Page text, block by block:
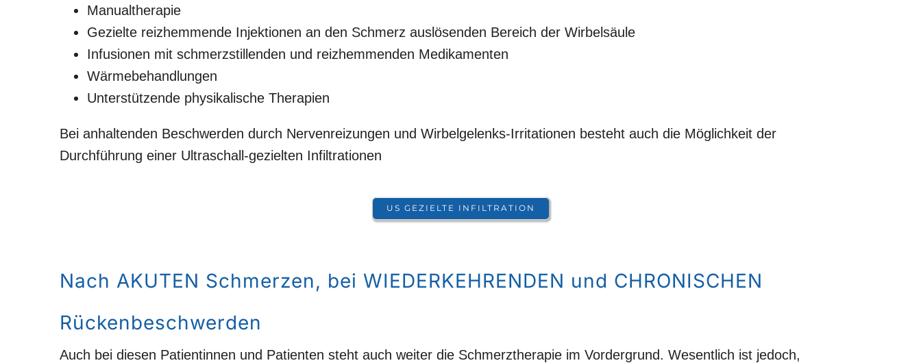
Manualtherapie
Gezielte reizhemmende Injektionen an den Schmerz auslösenden Bereich der Wirbelsäule
Infusionen mit schmerzstillenden und reizhemmenden Medikamenten
Wärmebehandlungen
Unterstützende physikalische Therapien
Bei anhaltenden Beschwerden durch Nervenreizungen und Wirbelgelenks-Irritationen besteht auch die Möglichkeit der
Durchführung einer Ultraschall-gezielten Infiltrationen
US GEZIELTE INFILTRATION
Nach AKUTEN Schmerzen, bei WIEDERKEHRENDEN und CHRONISCHEN
Rückenbeschwerden
Auch bei diesen Patientinnen und Patienten steht auch weiter die Schmerztherapie im Vordergrund. Wesentlich ist jedoch,